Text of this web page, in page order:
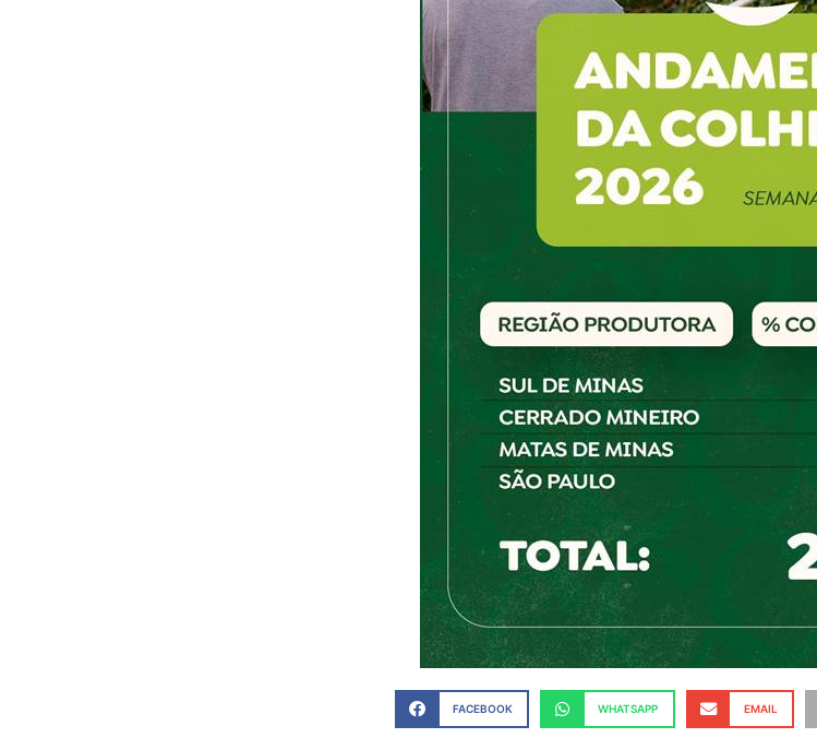
FACEBOOK WHATSAPP EMAIL